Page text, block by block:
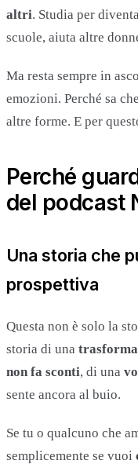
altri. Studia per
scuole, aiuta altre
Ma resta sempre in
emozioni. Perché sa
altre forme. E per
Perché
del podcast
Una storia che
prospettiva
Questa non è solo la
storia di una
non fa sconti, di una
sente ancora al buio.
Se tu o qualcuno che
semplicemente se vuoi